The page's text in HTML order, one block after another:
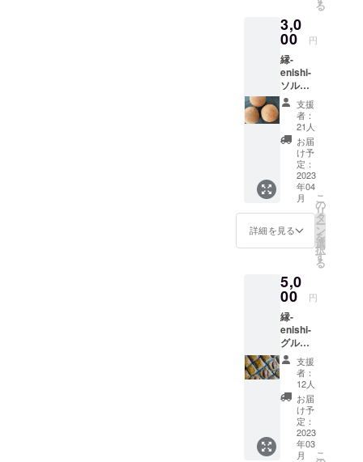
行ってない
未経験者で
す。です
が、自分の
辛かった過
去があるか
らこそ、グ
ルテンフ
リーへの想
いやもっと
色んな方に
たい気持ち
何より長野
大好き人間
（笑）ぜ
ひ、お店
で、長野の
こと、グル
テンフリー
や健康のこ
となど直接
お話しでき
条件と
なりま
す。
なお、
クーポ
ン利用
の場合
は差額
のお釣
りが出
ません
ので予
めご了
承くだ
さい。
の有効
期限は
までと
させて
いただ
きま
す。
宛にお
送りさ
ただき
ます。
※商品券
は1000
円単位
での発
行とな
りま
す。ご
利用条
件は一
回につ
1000円
以上の
条件と
なりま
す。
なお、
クーポ
ン利用
の場合
は差額
のお釣
りが出
ません
ので予
めご了
承くだ
ムス
コー
ン 複
数種類
※冷凍便
での発
送とな
りま
す。 ※
画像は
イメー
ジとな
りま
す。実
際の返
礼品と
は内容
ざいま
すので
くださ
い。 ※
原材料
及び添
加物等
の食品
表示は
お届け
商品の
ラベル
に表記
に15g〜
20gを加
えて炊
飯する
だけで
簡単に
ソルガ
ムご飯
を作る
ことが
できま
す。 毎
日ソル
ガムを
食べま
しょ
う！ ご
飯以外
用品と
して使
用した
り、
スープ
やカ
レーの
具材と
しても
オスス
メで
す！ ＜
農産物
の場合
る
3,0
00 円
縁-
enishi-
ソルガ
ムパン
詰合せ
（グル
テンフ
リー・
アレル
ゲンフ
リー）
当店自
慢のソ
ルガム
パン
3000円
め合わ
せセッ
トで
す。
乳・
卵・小
麦不使
用のア
レル
ギー対
応商品
です。
※同一工
房内で
支援
者：
21人
お届
け予
定：
2023
年04
月
詳細を見る
こ
の
リ
タ
ー
ン
を
選
択
す
る
5,0
00 円
縁-
enishi-
グルテ
ンフ
リー焼
き菓子
セット
当店自
慢のグ
ルテン
フリー
焼菓子
支援
者：
12人
お届
け予
定：
2023
年03
月
こ